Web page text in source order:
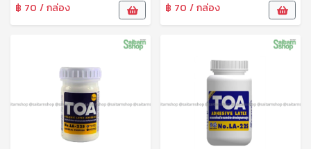
฿ 70 / กล่อง ฿ 70 / กล่อง